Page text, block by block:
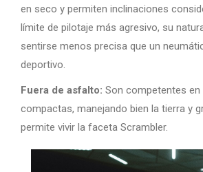
en seco y permiten inclinaciones
límite de pilotaje más agresivo, su
sentirse menos precisa que un
deportivo.
Fuera de asfalto: Son competentes
compactas, manejando bien la tierra y
permite vivir la faceta Scrambler.